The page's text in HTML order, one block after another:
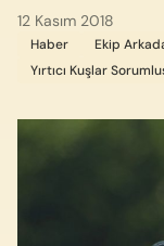
12 Kasım 2018
Haber Ekip
Yırtıcı Kuşlar